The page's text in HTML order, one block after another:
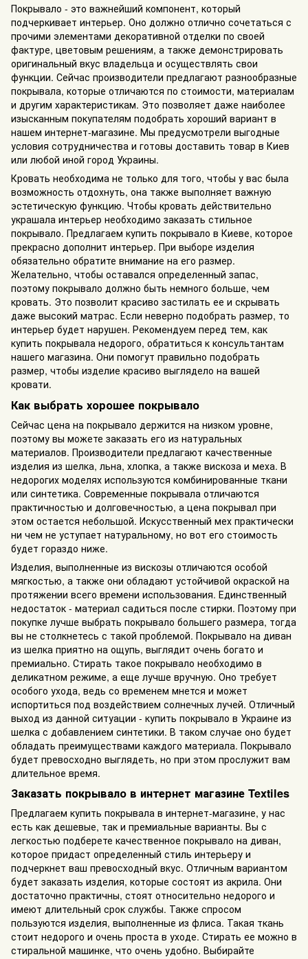
Покрывало - это важнейший компонент, который
подчеркивает интерьер. Оно должно отлично сочетаться с
прочими элементами декоративной отделки по своей
фактуре, цветовым решениям, а также демонстрировать
оригинальный вкус владельца и осуществлять свои
функции. Сейчас производители предлагают разнообразные
покрывала, которые отличаются по стоимости, материалам
и другим характеристикам. Это позволяет даже наиболее
изысканным покупателям подобрать хороший вариант в
нашем интернет-магазине. Мы предусмотрели выгодные
условия сотрудничества и готовы доставить товар в Киев
или любой иной город Украины.
Кровать необходима не только для того, чтобы у вас была
возможность отдохнуть, она также выполняет важную
эстетическую функцию. Чтобы кровать действительно
украшала интерьер необходимо заказать стильное
покрывало. Предлагаем купить покрывало в Киеве, которое
прекрасно дополнит интерьер. При выборе изделия
обязательно обратите внимание на его размер.
Желательно, чтобы оставался определенный запас,
поэтому покрывало должно быть немного больше, чем
кровать. Это позволит красиво застилать ее и скрывать
даже высокий матрас. Если неверно подобрать размер, то
интерьер будет нарушен. Рекомендуем перед тем, как
купить покрывала недорого, обратиться к консультантам
нашего магазина. Они помогут правильно подобрать
размер, чтобы изделие красиво выглядело на вашей
кровати.
Как выбрать хорошее покрывало
Сейчас цена на покрывало держится на низком уровне,
поэтому вы можете заказать его из натуральных
материалов. Производители предлагают качественные
изделия из шелка, льна, хлопка, а также вискоза и меха. В
недорогих моделях используются комбинированные ткани
или синтетика. Современные покрывала отличаются
практичностью и долговечностью, а цена покрывал при
этом остается небольшой. Искусственный мех практически
ни чем не уступает натуральному, но вот его стоимость
будет гораздо ниже.
Изделия, выполненные из вискозы отличаются особой
мягкостью, а также они обладают устойчивой окраской на
протяжении всего времени использования. Единственный
недостаток - материал садиться после стирки. Поэтому при
покупке лучше выбрать покрывало большего размера, тогда
вы не столкнетесь с такой проблемой. Покрывало на диван
из шелка приятно на ощупь, выглядит очень богато и
премиально. Стирать такое покрывало необходимо в
деликатном режиме, а еще лучше вручную. Оно требует
особого ухода, ведь со временем мнется и может
испортиться под воздействием солнечных лучей. Отличный
выход из данной ситуации - купить покрывало в Украине из
шелка с добавлением синтетики. В таком случае оно будет
обладать преимуществами каждого материала. Покрывало
будет превосходно выглядеть, но при этом прослужит вам
длительное время.
Заказать покрывало в интернет магазине Textiles
Предлагаем купить покрывала в интернет-магазине, у нас
есть как дешевые, так и премиальные варианты. Вы с
легкостью подберете качественное покрывало на диван,
которое придаст определенный стиль интерьеру и
подчеркнет ваш превосходный вкус. Отличным вариантом
будет заказать изделия, которые состоят из акрила. Они
достаточно практичны, стоят относительно недорого и
имеют длительный срок службы. Также спросом
пользуются изделия, выполненные из флиса. Такая ткань
стоит недорого и очень проста в уходе. Стирать ее можно в
стиральной машинке, что очень удобно. Выбирайте